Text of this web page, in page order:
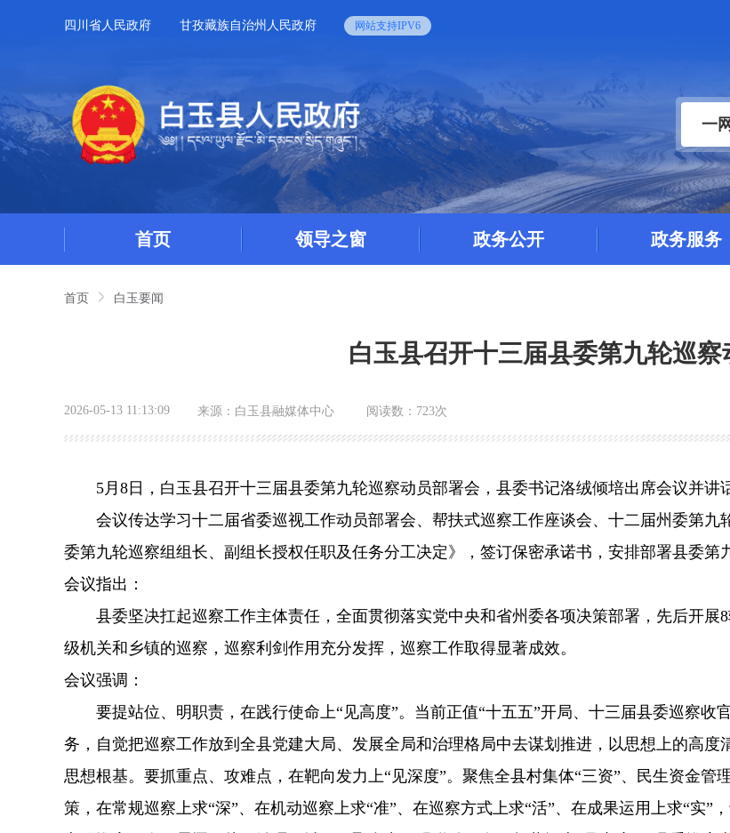
四川省人民政府 甘孜藏族自治州人民政府 网站支持IPV6
一
首页 领导之窗 政务公开 政务服务
首页 白玉要闻
白玉县召开十三届县委第九轮巡
2026-05-13 11:13:09 来源： 白玉县融媒体中心 阅读数： 723次
5月8日，白玉县召开十三届县委第九轮巡察动员部署会，县委书记洛绒倾培出席会议并讲
会议传达学习十二届省委巡视工作动员部署会、帮扶式巡察工作座谈会、十二届州委第九
委第九轮巡察组组长、副组长授权任职及任务分工决定》，签订保密承诺书，安排部署县委第
会议指出：
县委坚决扛起巡察工作主体责任，全面贯彻落实党中央和省州委各项决策部署，先后开展8
级机关和乡镇的巡察，巡察利剑作用充分发挥，巡察工作取得显著成效。
会议强调：
要提站位、明职责，在践行使命上“见高度”。当前正值“十五五”开局、十三届县委巡察收
务，自觉把巡察工作放到全县党建大局、发展全局和治理格局中去谋划推进，以思想上的高
思想根基。要抓重点、攻难点，在靶向发力上“见深度”。聚焦全县村集体“三资”、民生资金
策，在常规巡察上求“深”、在机动巡察上求“准”、在巡察方式上求“活”、在成果运用上求“实